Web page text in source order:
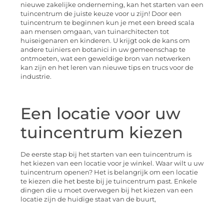
nieuwe zakelijke onderneming, kan het starten van een
tuincentrum de juiste keuze voor u zijn! Door een
tuincentrum te beginnen kun je met een breed scala
aan mensen omgaan, van tuinarchitecten tot
huiseigenaren en kinderen. U krijgt ook de kans om
andere tuiniers en botanici in uw gemeenschap te
ontmoeten, wat een geweldige bron van netwerken
kan zijn en het leren van nieuwe tips en trucs voor de
industrie.
Een locatie voor uw
tuincentrum kiezen
De eerste stap bij het starten van een tuincentrum is
het kiezen van een locatie voor je winkel. Waar wilt u uw
tuincentrum openen? Het is belangrijk om een locatie
te kiezen die het beste bij je tuincentrum past. Enkele
dingen die u moet overwegen bij het kiezen van een
locatie zijn de huidige staat van de buurt,